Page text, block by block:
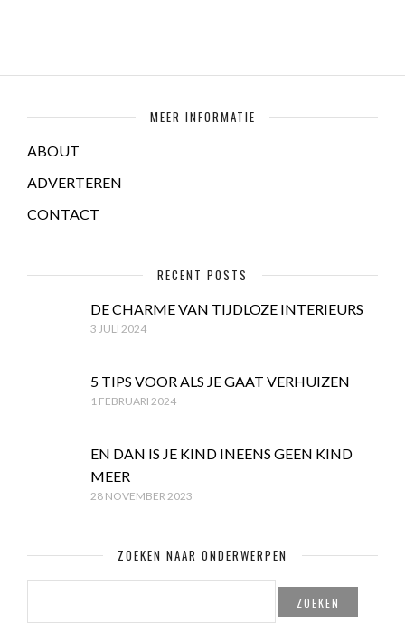
MEER INFORMATIE
ABOUT
ADVERTEREN
CONTACT
RECENT POSTS
DE CHARME VAN TIJDLOZE INTERIEURS
3 JULI 2024
5 TIPS VOOR ALS JE GAAT VERHUIZEN
1 FEBRUARI 2024
EN DAN IS JE KIND INEENS GEEN KIND
MEER
28 NOVEMBER 2023
ZOEKEN NAAR ONDERWERPEN
ZOEKEN